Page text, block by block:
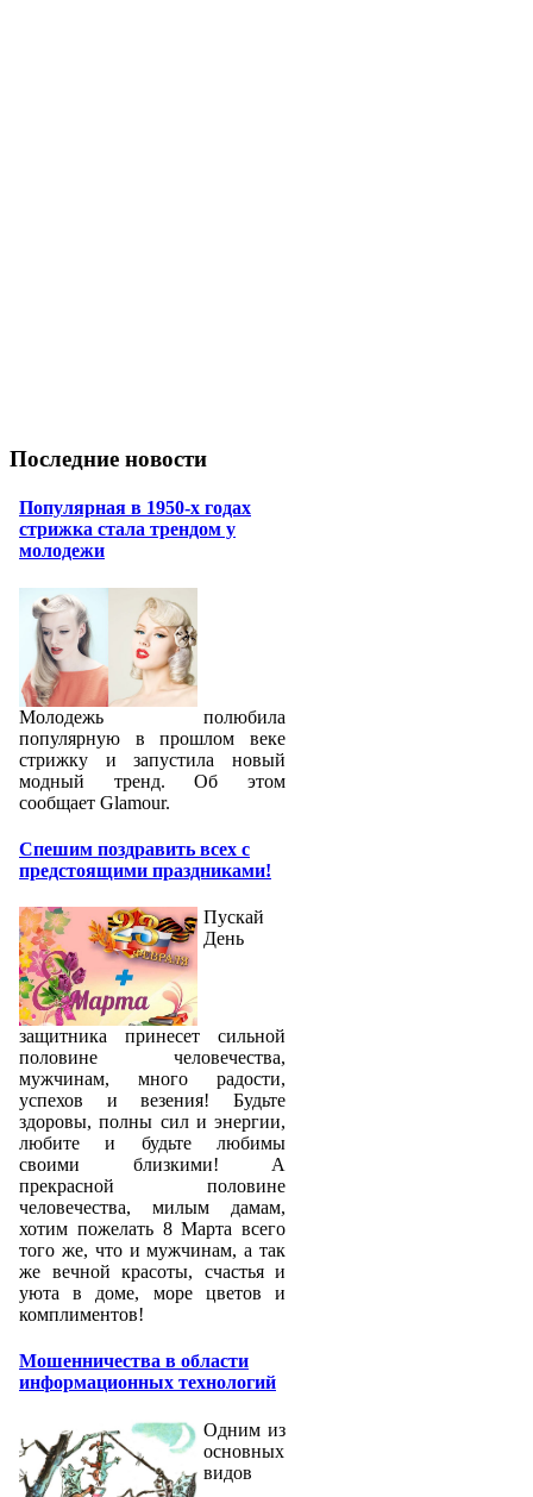
Последние новости
Популярная в 1950-х годах
стрижка стала трендом у
молодежи
Молодежь полюбила
популярную в прошлом веке
стрижку и запустила новый
модный тренд. Об этом
сообщает Glamour.
Спешим поздравить всех с
предстоящими праздниками!
Пускай
День
защитника принесет сильной
половине человечества,
мужчинам, много радости,
успехов и везения! Будьте
здоровы, полны сил и энергии,
любите и будьте любимы
своими близкими! А
прекрасной половине
человечества, милым дамам,
хотим пожелать 8 Марта всего
того же, что и мужчинам, а так
же вечной красоты, счастья и
уюта в доме, море цветов и
комплиментов!
Мошенничества в области
информационных технологий
Одним из
основных
видов